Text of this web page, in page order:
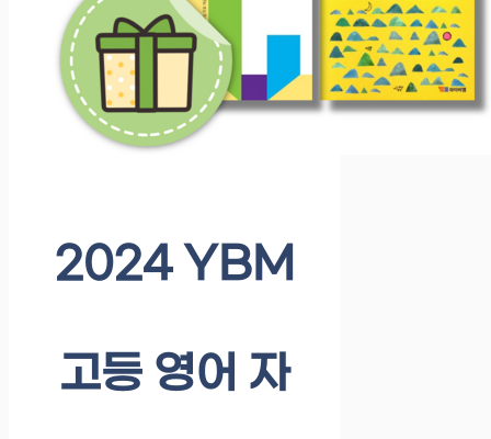
2024 YBM
고등 영어 자